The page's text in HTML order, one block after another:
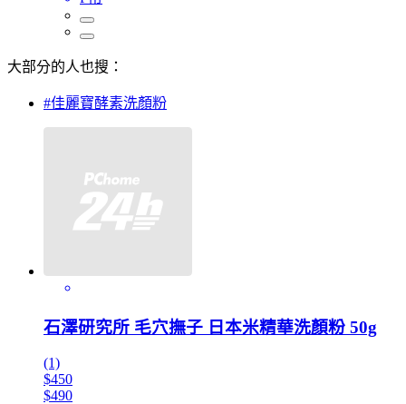
大部分的人也搜：
#佳麗寶酵素洗顏粉
石澤研究所 毛穴撫子 日本米精華洗顏粉 50g
(1)
$450
$490